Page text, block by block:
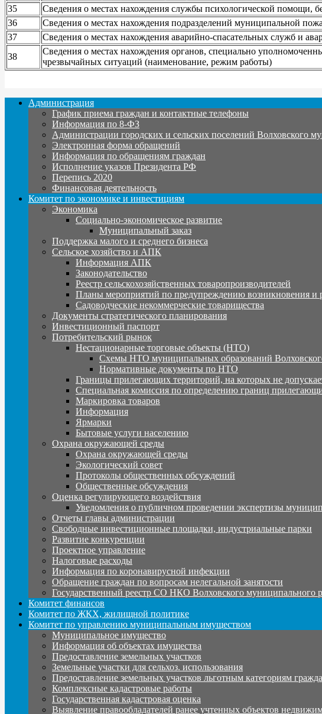
35
Сведения о местах нахождения службы психологической
36
Сведения о местах нахождения подразделений муниципальной
37
Сведения о местах нахождения аварийно-спасательных служб и
38
Сведения о местах нахождения органов, специально
чрезвычайных ситуаций (наименование, режим работы)
Администрация
График приема граждан и контактные телефоны
Информация по 8-ФЗ
Администрации городских и сельских поселений Волховского
Электронная форма обращений
Информация по обращениям граждан
Исполнение указов Президента РФ
Перепись 2020
Финансовая деятельность
Комитет по экономике и инвестициям
Экономика
Социально-экономическое развитие
Муниципальный заказ
Поддержка малого и среднего бизнеса
Сельское хозяйство и АПК
Информация АПК
Законодательство
Реестр сельскохозяйственных товаропроизводителей
Планы мероприятий по предупреждению возникновения
Садоводческие некоммерческие товарищества
Документы стратегического планирования
Инвестиционный паспорт
Потребительский рынок
Нестационарные торговые объекты (НТО)
Схемы НТО муниципальных образований
Нормативные документы по НТО
Границы прилегающих территорий, на которых не
Специальная комиссия по определению границ
Маркировка товаров
Информация
Ярмарки
Бытовые услуги населению
Охрана окружающей среды
Охрана окружающей среды
Экологический совет
Протоколы общественных обсуждений
Общественные обсуждения
Оценка регулирующего воздействия
Уведомления о публичном проведении экспертизы
Отчеты главы администрации
Свободные инвестиционные площадки, индустриальные парки
Развитие конкуренции
Проектное управление
Налоговые расходы
Информация по коронавирусной инфекции
Обращение граждан по вопросам нелегальной занятости
Государственный реестр СО НКО Волховского муниципального
Комитет финансов
Комитет по ЖКХ, жилищной политике
Комитет по управлению муниципальным имуществом
Муниципальное имущество
Информация об объектах имущества
Предоставление земельных участков
Земельные участки для сельхоз. использования
Предоставление земельных участков льготным категориям
Комплексные кадастровые работы
Государственная кадастровая оценка
Выявление правообладателей ранее учтенных объектов